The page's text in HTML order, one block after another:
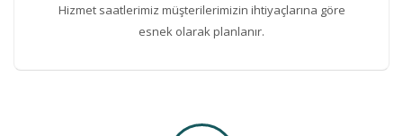
Hizmet saatlerimiz müşterilerimizin ihtiyaçlarına göre
esnek olarak planlanır.